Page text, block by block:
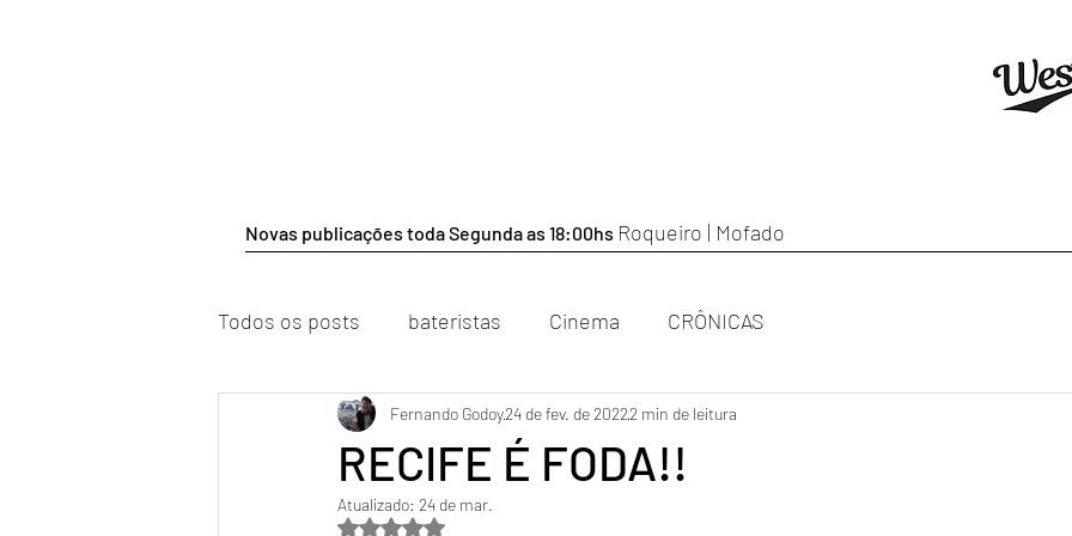
Novas publicações toda Segunda as 18:00hs Roqueiro | Mofado
Todos os posts bateristas Cinema CRÔNICAS
RECIFE É FODA!!
Fernando Godoy24 de fev. de 20222 min de leitura
Atualizado: 24 de mar.
Avaliado com NaN de 5 estrelas.